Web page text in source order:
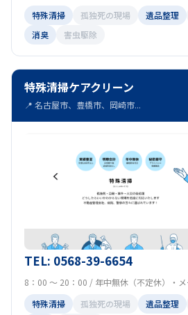
特殊清掃
孤独死の現場 遺品整理
消臭
害虫駆除
特殊清掃ケアクリーン
📍 名古屋市、豊橋市、岡崎市...
TEL: 0568-39-6654
8：00 ～ 20：00 / 年中無休（不定休）・
特殊清掃
孤独死の現場 遺品整理